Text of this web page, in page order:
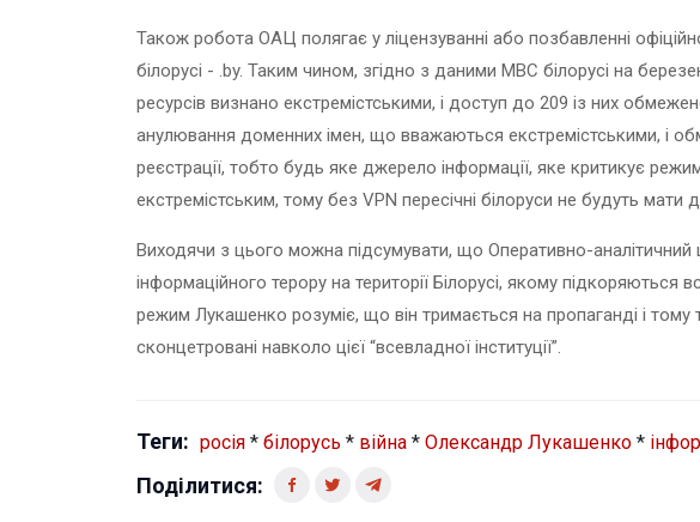
Також робота ОАЦ полягає у ліцензуванні або позбавленні
білорусі - .by. Таким чином, згідно з даними МВС білорусі на
ресурсів визнано екстремістськими, і доступ до 209 із них
анулювання доменних імен, що вважаються екстремістськими, і
реєстрації, тобто будь яке джерело інформації, яке критикує
екстремістським, тому без VPN пересічні білоруси не будуть
Виходячи з цього можна підсумувати, що Оперативно-аналітичний
інформаційного терору на території Білорусі, якому підкоряються
режим Лукашенко розуміє, що він тримається на пропаганді і тому
сконцетровані навколо цієї “всевладної інституції”.
Теги: росія * білорусь * війна * Олександр Лукашенко *
Поділитися: